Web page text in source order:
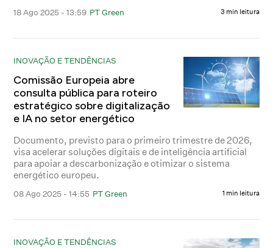
18 Ago 2025 - 13:59 PT Green 3 min leitura
INOVAÇÃO E TENDÊNCIAS
Comissão Europeia abre
consulta pública para roteiro
estratégico sobre digitalização
e IA no setor energético
Documento, previsto para o primeiro trimestre de 2026,
visa acelerar soluções digitais e de inteligência artificial
para apoiar a descarbonização e otimizar o sistema
energético europeu.
08 Ago 2025 - 14:55 PT Green 1 min leitura
INOVAÇÃO E TENDÊNCIAS